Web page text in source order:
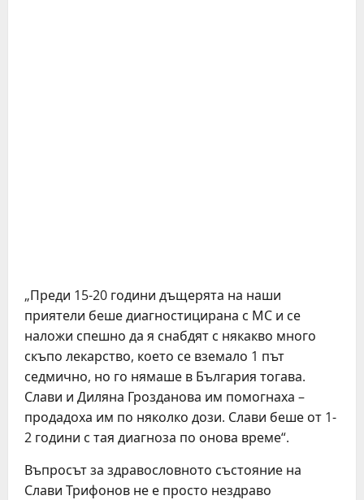
„Преди 15-20 години дъщерята на наши
приятели беше диагностицирана с МС и се
наложи спешно да я снабдят с някакво много
скъпо лекарство, което се вземало 1 път
седмично, но го нямаше в България тогава.
Слави и Диляна Грозданова им помогнаха –
продадоха им по няколко дози. Слави беше от 1-
2 години с тая диагноза по онова време“.
Въпросът за здравословното състояние на
Слави Трифонов не е просто нездраво